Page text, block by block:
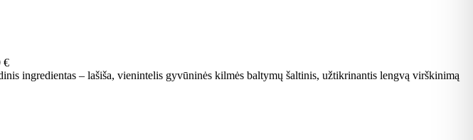
€
ingredientas – lašiša, vienintelis gyvūninės kilmės baltymų šaltinis, užtikrinantis lengvą virškinimą